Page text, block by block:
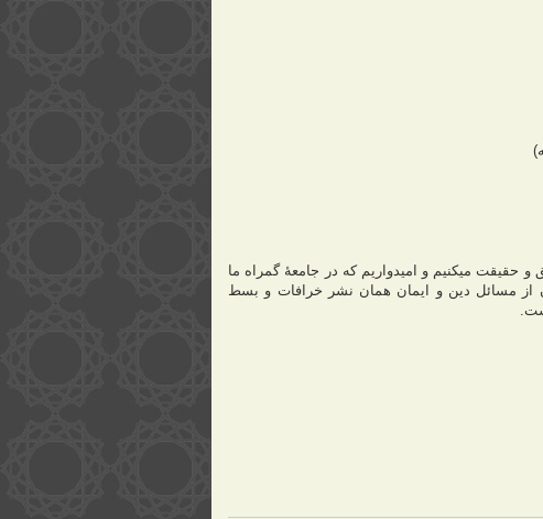
میکنیم و امیدواریم که در جامعۀ گمراه ما
از مسائل دین و ایمان همان نشر خرافات و بسط